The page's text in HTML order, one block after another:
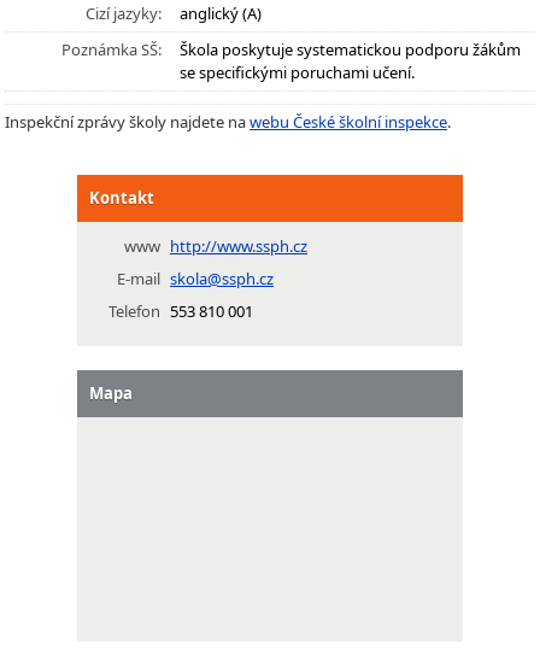
Cizí jazyky:
anglický (A)
Poznámka SŠ:
Škola poskytuje systematickou podporu žákům
se specifickými poruchami učení.
Inspekční zprávy školy najdete nawebu České školní inspekce.
Kontakt
www http://www.ssph.cz
E-mail skola@ssph.cz
Telefon 553 810 001
Mapa